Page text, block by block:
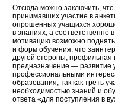
Отсюда можно заключить,
принимавших участие в
опрошенных учащихся
в знаниях, а соответственно
мотивацию возможно
и форм обучения, что
другой стороны, профильная
предназначение — развитие
профессиональными
образования, так как треть
необходимостью знаний и
ответа «для поступления в